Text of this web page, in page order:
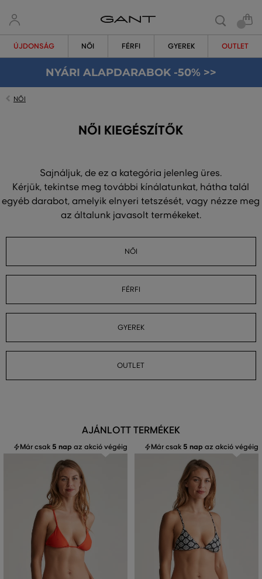
ÚJDONSÁG NŐI FÉRFI GYEREK OUTLET
NYÁRI ALAPDARABOK -50% >>
NŐI
NŐI KIEGÉSZÍTŐK
Sajnáljuk, de ez a kategória jelenleg üres.
Kérjük, tekintse meg további kínálatunkat, hátha talál
egyéb darabot, amelyik elnyeri tetszését, vagy nézze meg
az általunk javasolt termékeket.
NŐI
FÉRFI
GYEREK
OUTLET
AJÁNLOTT TERMÉKEK
Már csak 5 nap az akció végéig Már csak 5 nap az akció végéig